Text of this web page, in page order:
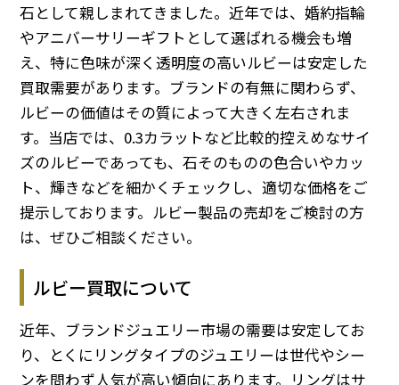
石として親しまれてきました。近年では、婚約指輪
やアニバーサリーギフトとして選ばれる機会も増
え、特に色味が深く透明度の高いルビーは安定した
買取需要があります。ブランドの有無に関わらず、
ルビーの価値はその質によって大きく左右されま
す。当店では、0.3カラットなど比較的控えめなサイ
ズのルビーであっても、石そのものの色合いやカッ
ト、輝きなどを細かくチェックし、適切な価格をご
提示しております。ルビー製品の売却をご検討の方
は、ぜひご相談ください。
ルビー買取について
近年、ブランドジュエリー市場の需要は安定してお
り、とくにリングタイプのジュエリーは世代やシー
ンを問わず人気が高い傾向にあります。リングはサ